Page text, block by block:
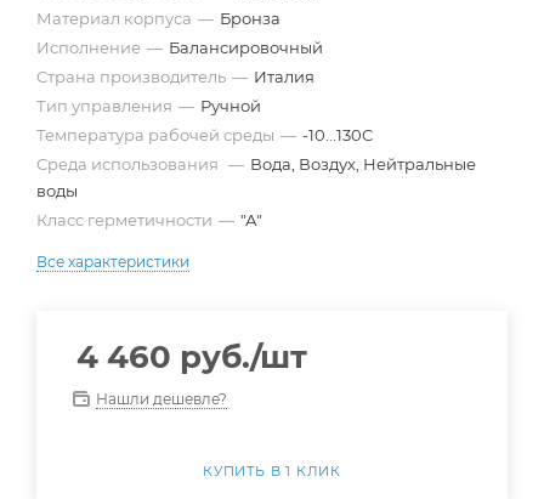
Материал корпуса — Бронза
Исполнение — Балансировочный
Страна производитель — Италия
Тип управления — Ручной
Температура рабочей среды — -10...130C
Среда использования — Вода, Воздух, Нейтральные
воды
Класс герметичности — "А"
Все характеристики
4 460 руб./шт
Нашли дешевле?
КУПИТЬ В 1 КЛИК